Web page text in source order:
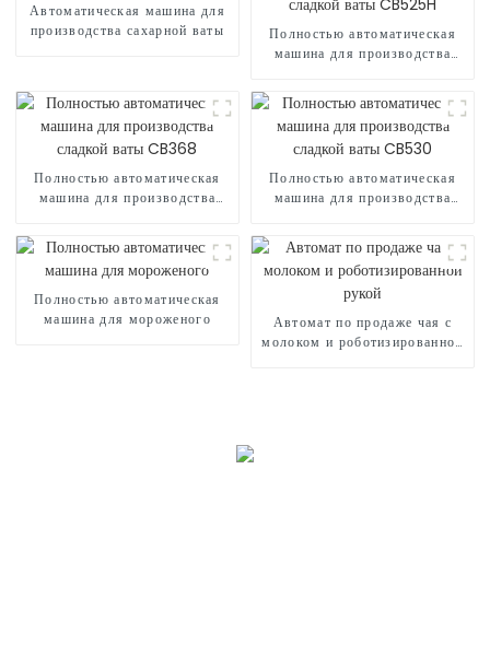
Автоматическая машина для
производства сахарной ваты
Полностью автоматическая
машина для производства
Полностью автоматическая
машина для производства
Полностью автоматическая
машина для производства
Полностью автоматическая
машина для мороженого
Автомат по продаже чая с
молоком и роботизированной